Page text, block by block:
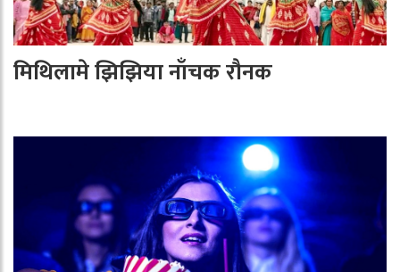
मिथिलामे झिझिया नाँचक रौनक